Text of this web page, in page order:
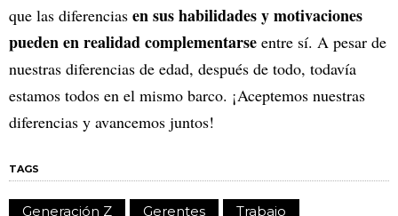
que las diferencias en sus habilidades y motivaciones
pueden en realidad complementarse entre sí. A pesar de
nuestras diferencias de edad, después de todo, todavía
estamos todos en el mismo barco. ¡Aceptemos nuestras
diferencias y avancemos juntos!
TAGS
Generación Z Gerentes Trabajo